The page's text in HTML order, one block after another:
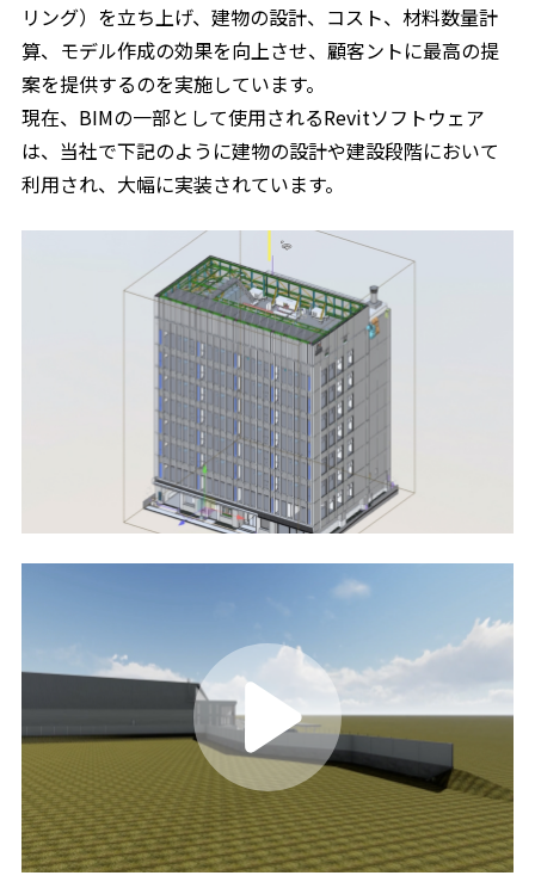
リング）を立ち上げ、建物の設計、コスト、材料数量計
算、モデル作成の効果を向上させ、顧客ントに最高の提
案を提供するのを実施しています。
現在、BIMの一部として使用されるRevitソフトウェア
は、当社で下記のように建物の設計や建設段階において
利用され、大幅に実装されています。